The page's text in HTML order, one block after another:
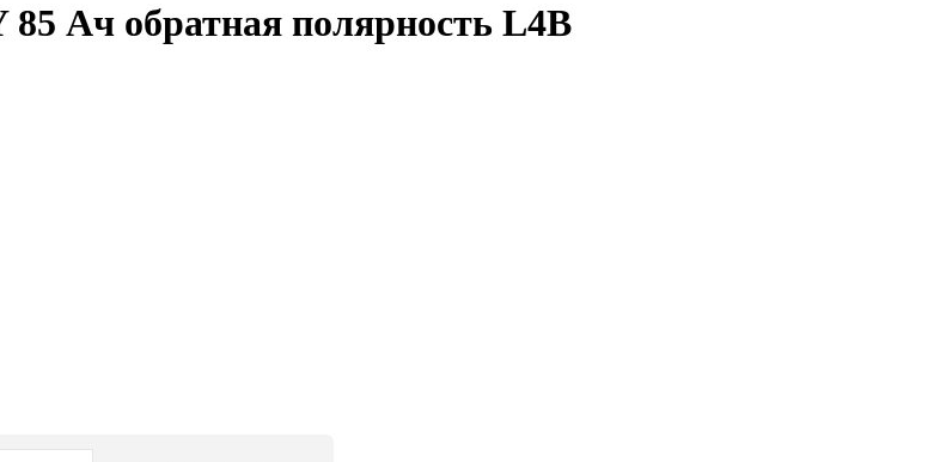
Ач обратная полярность L4B